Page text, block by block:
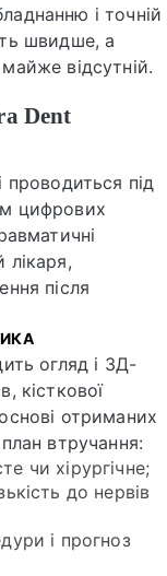
і точній
швидше, а
відсутній.
Dent
проводиться під
цифрових
лікаря,
після
огляд і 3Д-
кісткової
отриманих
втручання:
чи хірургічне;
до нервів
і прогноз